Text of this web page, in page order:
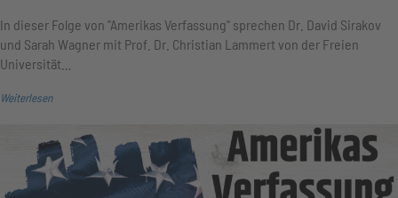
In dieser Folge von "Amerikas Verfassung" sprechen Dr. David Sirakov
und Sarah Wagner mit Prof. Dr. Christian Lammert von der Freien
Universität…
Weiterlesen